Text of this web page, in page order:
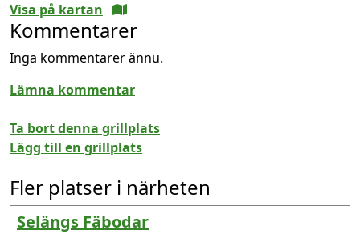
Visa på kartan
Kommentarer
Inga kommentarer ännu.
Lämna kommentar
Ta bort denna grillplats
Lägg till en grillplats
Fler platser i närheten
Selängs Fäbodar